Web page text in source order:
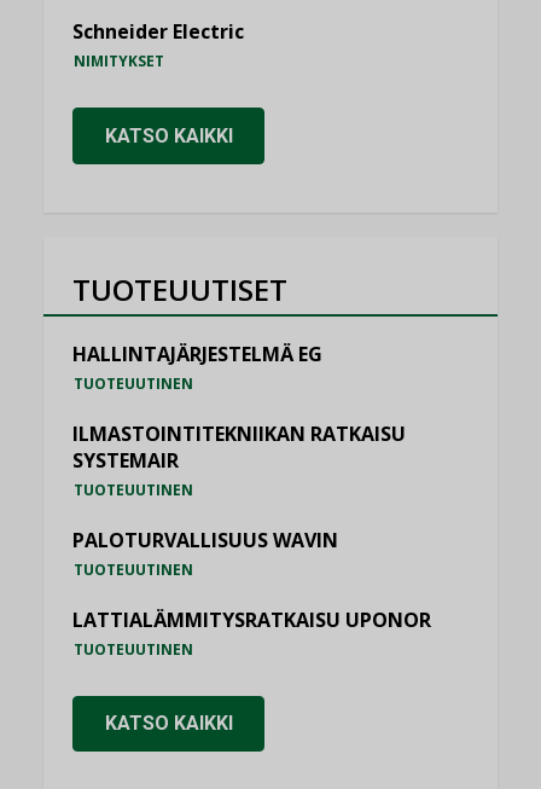
Schneider Electric
NIMITYKSET
KATSO KAIKKI
TUOTEUUTISET
HALLINTAJÄRJESTELMÄ EG
TUOTEUUTINEN
ILMASTOINTITEKNIIKAN RATKAISU
SYSTEMAIR
TUOTEUUTINEN
PALOTURVALLISUUS WAVIN
TUOTEUUTINEN
LATTIALÄMMITYSRATKAISU UPONOR
TUOTEUUTINEN
KATSO KAIKKI